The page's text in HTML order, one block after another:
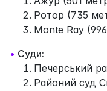
Ротор (735
Monte Ray
• Суди:
Печерський
Районий суд